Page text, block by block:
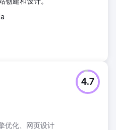
优化、网页设计
4.7